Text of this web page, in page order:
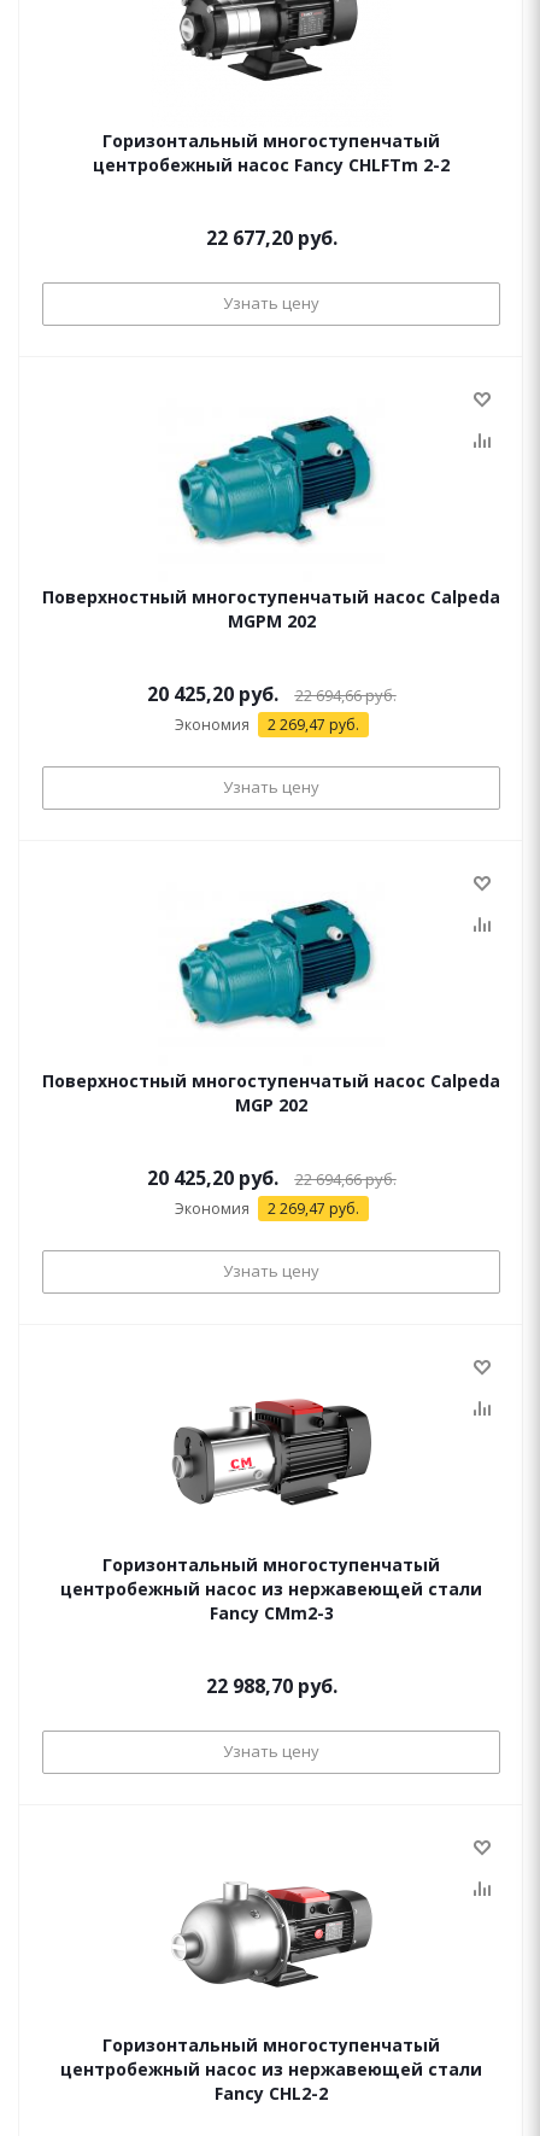
Горизонтальный многоступенчатый
центробежный насос Fancy CHLFTm 2-2
22 677,20 руб.
Узнать цену
Поверхностный многоступенчатый насос Calpeda
MGPM 202
20 425,20 руб. 22 694,66 руб.
Экономия 2 269,47 руб.
Узнать цену
Поверхностный многоступенчатый насос Calpeda
MGP 202
20 425,20 руб. 22 694,66 руб.
Экономия 2 269,47 руб.
Узнать цену
Горизонтальный многоступенчатый
центробежный насос из нержавеющей стали
Fancy CMm2-3
22 988,70 руб.
Узнать цену
Горизонтальный многоступенчатый
центробежный насос из нержавеющей стали
Fancy CHL2-2